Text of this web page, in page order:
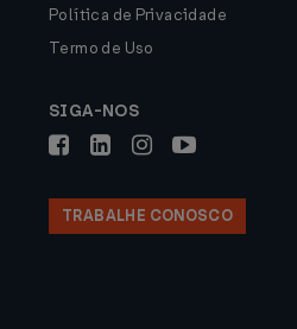
Política de Privacidade
Termo de Uso
SIGA-NOS
TRABALHE CONOSCO